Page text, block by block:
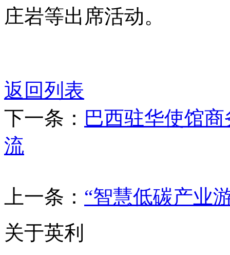
庄岩等出席活动。
返回列表
下一条： 巴西驻华使馆
流
上一条： “智慧低碳产业
关于英利